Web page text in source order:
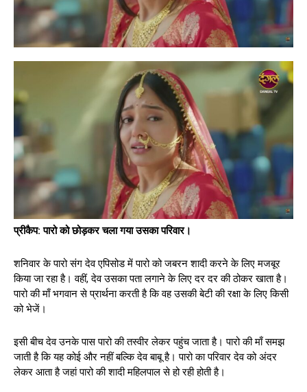
प्रीकैप: पारो को छोड़कर चला गया उसका परिवार।
शनिवार के पारो संग देव एपिसोड में पारो को जबरन शादी करने के लिए मजबूर
किया जा रहा है। वहीं, देव उसका पता लगाने के लिए दर दर की ठोकर खाता है।
पारो की माँ भगवान से प्रार्थना करती है कि वह उसकी बेटी की रक्षा के लिए किसी
को भेजें।
इसी बीच देव उनके पास पारो की तस्वीर लेकर पहुंच जाता है। पारो की माँ समझ
जाती है कि यह कोई और नहीं बल्कि देव बाबू है। पारो का परिवार देव को अंदर
लेकर आता है जहां पारो की शादी महिलपाल से हो रही होती है।